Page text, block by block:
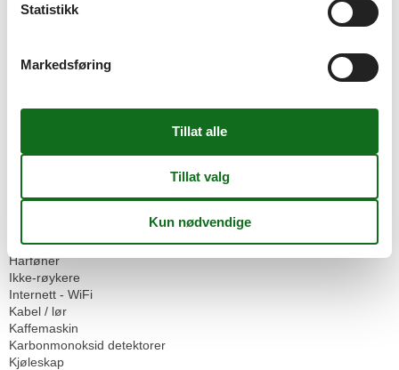
Sykkelvennlig
Brødrister
Dårlig/WC
Håndklær
Hårføner
Ikke-røykere
Internett - WiFi
Kabel / lør
Kaffemaskin
Karbonmonoksid detektorer
Kjøleskap
Statistikk
Markedsføring